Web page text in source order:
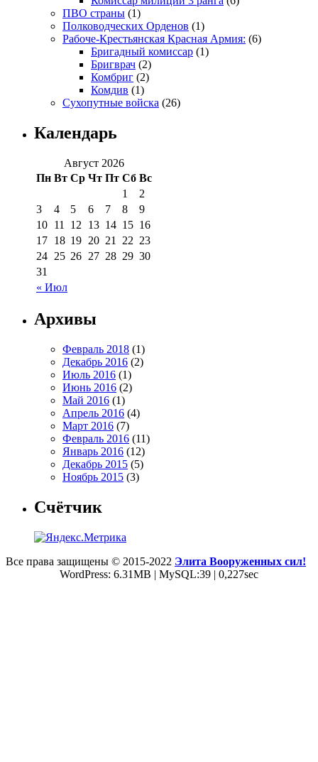
ПВО страны (1)
Полководческих Орденов (1)
Рабоче-Крестьянская Красная Армия: (6)
Бригадный комиссар (1)
Бригврач (2)
Комбриг (2)
Комдив (1)
Сухопутные войска (26)
Календарь
Август 2026
Пн Вт Ср Чт Пт Сб Вс
« Июл
1
2
3
4 5 6 7 8
9
10 11 12 13 14 15 16
17 18 19 20 21 22 23
24 25 26 27 28 29 30
31
Архивы
Февраль 2018 (1)
Декабрь 2016 (2)
Июль 2016 (1)
Июнь 2016 (2)
Май 2016 (1)
Апрель 2016 (4)
Март 2016 (7)
Февраль 2016 (11)
Январь 2016 (12)
Декабрь 2015 (5)
Ноябрь 2015 (3)
Счётчик
Все права защищены © 2015-2022 Элита Вооруженных сил!
WordPress: 6.31MB | MySQL:39 | 0,227sec